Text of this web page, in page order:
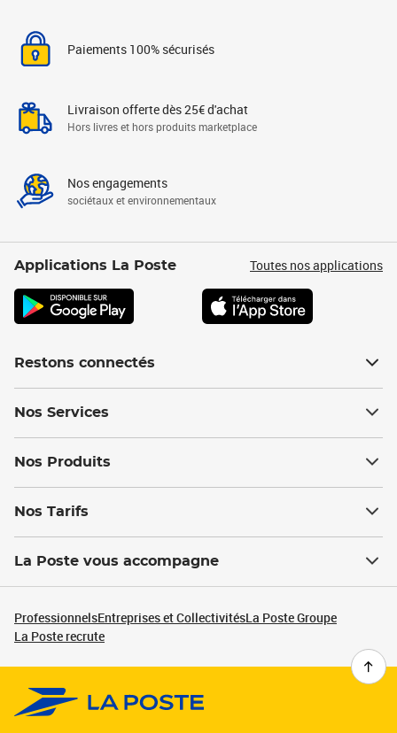
Paiements 100% sécurisés
Livraison offerte dès 25€ d'achat
Hors livres et hors produits marketplace
Nos engagements
sociétaux et environnementaux
Applications La Poste Toutes nos applications
Restons connectés
Nos Services
Nos Produits
Nos Tarifs
La Poste vous accompagne
ProfessionnelsEntreprises et CollectivitésLa Poste Groupe
La Poste recrute